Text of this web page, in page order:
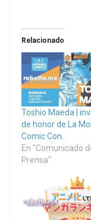
Relacionado
Toshio Maeda |
de honor de La
Comic Con.
En "Comunicado
Prensa"